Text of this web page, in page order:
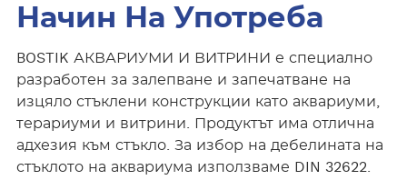
Начин На Употреба
BOSTIK АКВАРИУМИ И ВИТРИНИ е специално
разработен за залепване и запечатване на
изцяло стъклени конструкции като аквариуми,
терариуми и витрини. Продуктът има отлична
адхезия към стъкло. За избор на дебелината на
стъклото на аквариума използваме DIN 32622.